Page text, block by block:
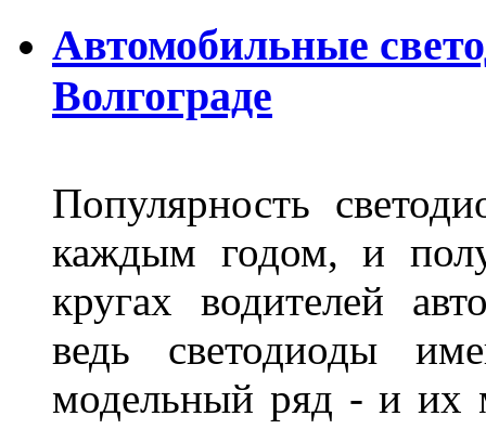
Автомобильные
Волгограде
Популярность
каждым годом, и
кругах водителей
ведь светодиоды
модельный ряд - и их